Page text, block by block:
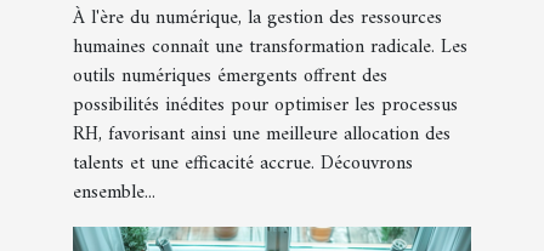
À l'ère du numérique, la gestion des ressources
humaines connaît une transformation radicale. Les
outils numériques émergents offrent des
possibilités inédites pour optimiser les processus
RH, favorisant ainsi une meilleure allocation des
talents et une efficacité accrue. Découvrons
ensemble...